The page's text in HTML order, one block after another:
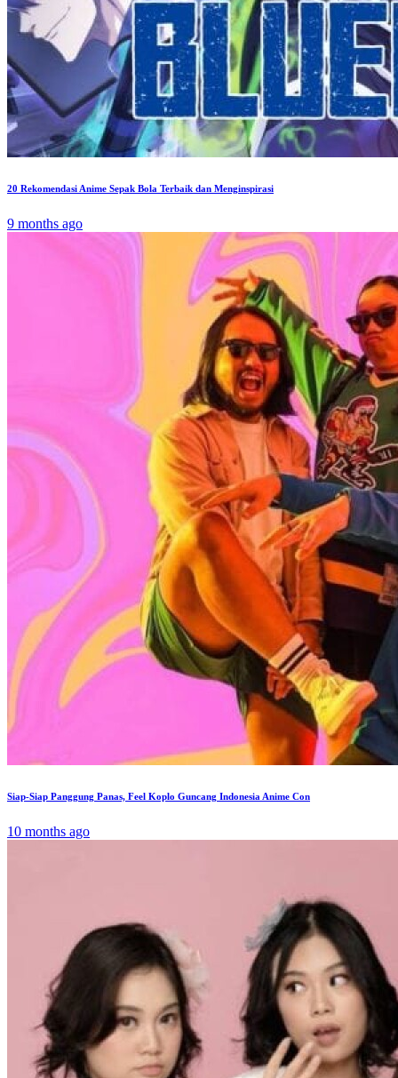
20 Rekomendasi Anime Sepak Bola Terbaik dan Menginspirasi
9 months ago
Siap-Siap Panggung Panas, Feel Koplo Guncang Indonesia Anime Con
10 months ago